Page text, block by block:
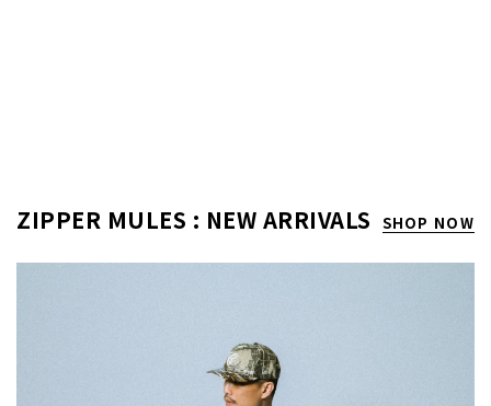
ZIPPER MULES : NEW ARRIVALS SHOP NOW